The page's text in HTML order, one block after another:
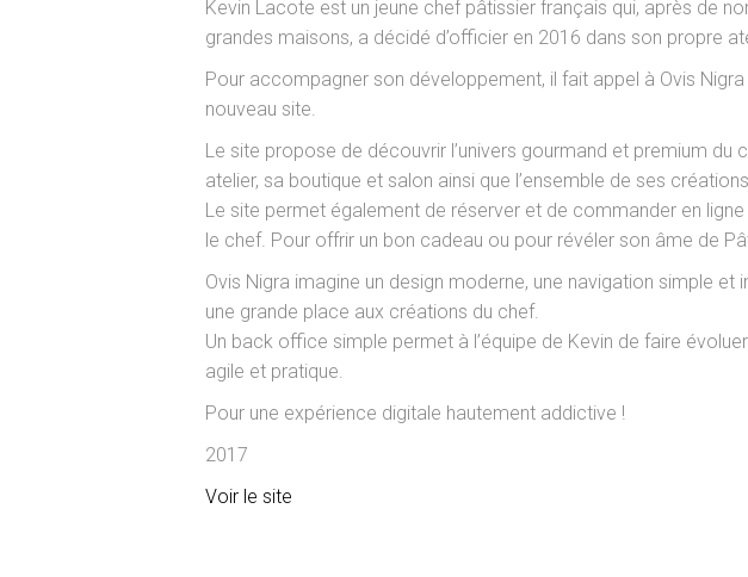
Kevin Lacote est un jeune chef pâtissier français qui, après de
grandes maisons, a décidé d’officier en 2016 dans son propre
Pour accompagner son développement, il fait appel à Ovis
nouveau site.
Le site propose de découvrir l’univers gourmand et premium du
atelier, sa boutique et salon ainsi que l’ensemble de ses
Le site permet également de réserver et de commander en
le chef. Pour offrir un bon cadeau ou pour révéler son âme de
Ovis Nigra imagine un design moderne, une navigation simple et
une grande place aux créations du chef.
Un back office simple permet à l’équipe de Kevin de faire
agile et pratique.
Pour une expérience digitale hautement addictive !
2017
Voir le site